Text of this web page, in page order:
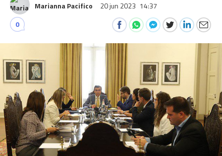
Marianna Pacifico 20 jun 2023 14:37
0